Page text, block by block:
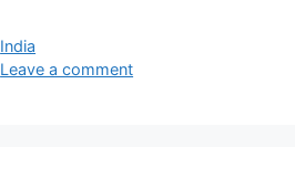
Categories
India
Leave a comment